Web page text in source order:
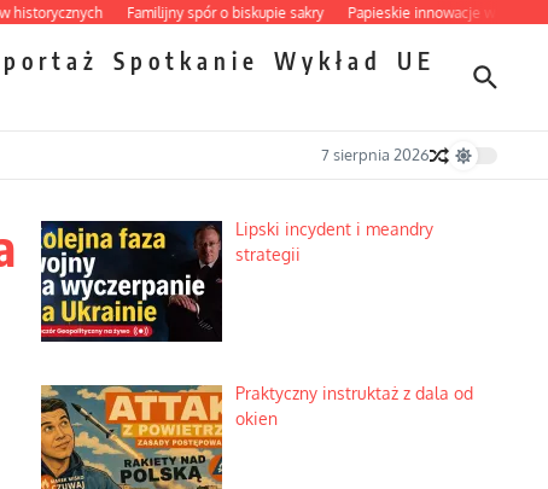
Familijny spór o biskupie sakry Papieskie innowacje w tradycyjnym
Spotkanie Wykład
UE
7 sierpnia 2026
Lipski incydent i meandry
strategii
Praktyczny instruktaż z dala od
okien